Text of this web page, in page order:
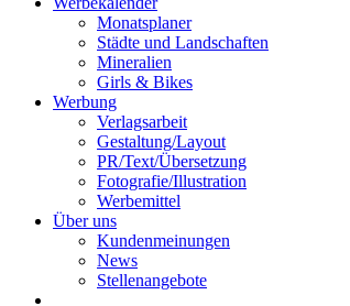
Monatsplaner
Städte und Landschaften
Mineralien
Girls & Bikes
Werbung
Verlagsarbeit
Gestaltung/Layout
PR/Text/Übersetzung
Fotografie/Illustration
Werbemittel
Über uns
Kundenmeinungen
News
Stellenangebote